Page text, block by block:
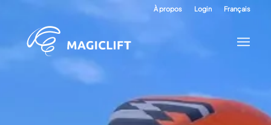
À propos Login Français